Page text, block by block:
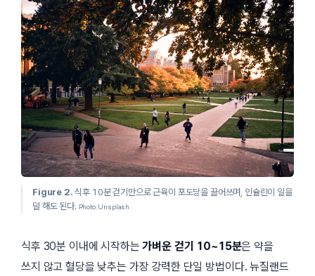
Figure 2. 식후 10분걷기만으로 근육이 포도당을 끌어쓰며, 인슐린이 일을
덜 해도 된다. Photo: Unsplash
식후 30분 이내에 시작하는가벼운 걷기 10~15분은 약을
쓰지 않고 혈당을 낮추는 가장 강력한 단일 방법이다. 뉴질랜드